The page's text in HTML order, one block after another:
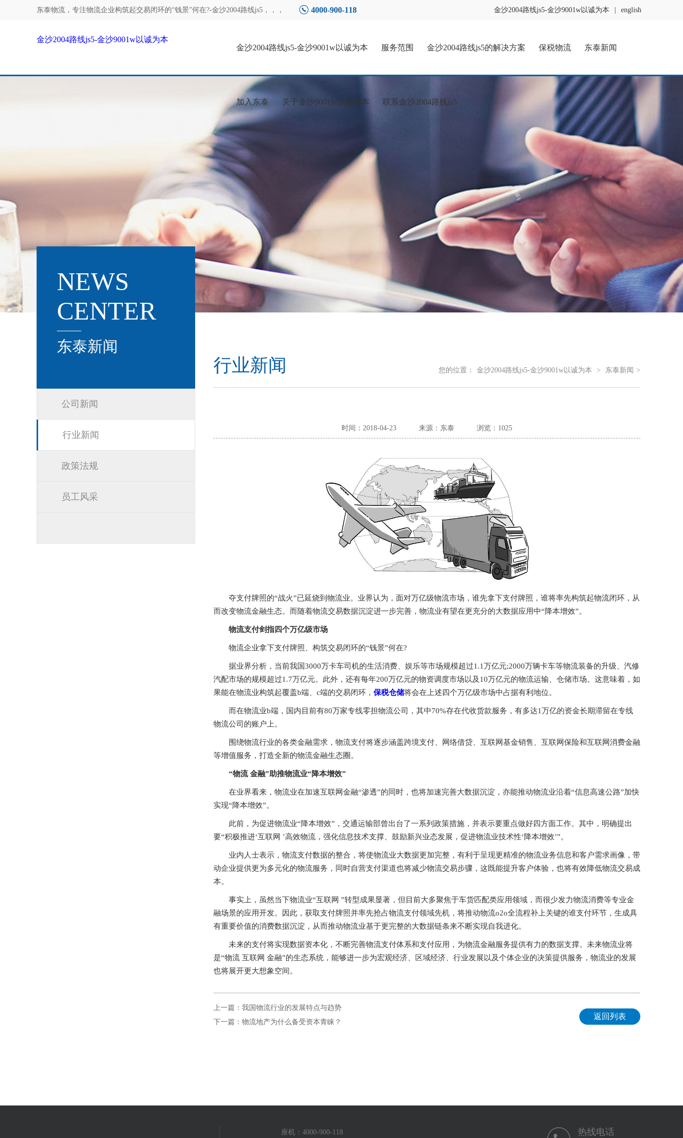
东泰物流，专注物流企业构筑起交易闭环的“钱景”何在?-金沙2004路线js5 ，，， 4000-900-118 金沙2004路线js5-金沙9001w以诚为本 english
金沙2004路线js5-金沙9001w以诚为本
金沙2004路线js5-金沙9001w以诚为本
服务范围 金沙2004路线js5的解决方案 保税物流 东泰新闻
加入东泰 关于金沙9001w以诚为本 联系金沙2004路线js5
NEWS
CENTER
东泰新闻
公司新闻
行业新闻
政策法规
员工风采
行业新闻 您的位置： 金沙2004路线js5-金沙9001w以诚为本 > 东泰新闻 >
时间：2018-04-23 来源：东泰 浏览：1025
夺支付牌照的“战火”已延烧到物流业。业界认为，面对万亿级物流市场，谁先拿下支付牌照，谁将率先构筑起物流闭环，从
而改变物流金融生态。而随着物流交易数据沉淀进一步完善，物流业有望在更充分的大数据应用中“降本增效”。
物流支付剑指四个万亿级市场
物流企业拿下支付牌照、构筑交易闭环的“钱景”何在?
据业界分析，当前我国3000万卡车司机的生活消费、娱乐等市场规模超过1.1万亿元;2000万辆卡车等物流装备的升级、汽修
汽配市场的规模超过1.7万亿元。此外，还有每年200万亿元的物资调度市场以及10万亿元的物流运输、仓储市场。这意味着，如
果能在物流业构筑起覆盖b端、c端的交易闭环， 保税仓储将会在上述四个万亿级市场中占据有利地位。
而在物流业b端，国内目前有80万家专线零担物流公司，其中70%存在代收货款服务，有多达1万亿的资金长期滞留在专线
物流公司的账户上。
围绕物流行业的各类金融需求，物流支付将逐步涵盖跨境支付、网络借贷、互联网基金销售、互联网保险和互联网消费金融
等增值服务，打造全新的物流金融生态圈。
“物流 金融”助推物流业“降本增效”
在业界看来，物流业在加速互联网金融“渗透”的同时，也将加速完善大数据沉淀，亦能推动物流业沿着“信息高速公路”加快
实现“降本增效”。
此前，为促进物流业“降本增效”，交通运输部曾出台了一系列政策措施，并表示要重点做好四方面工作。其中，明确提出
要“积极推进‘互联网 ’高效物流，强化信息技术支撑、鼓励新兴业态发展，促进物流业技术性‘降本增效’”。
业内人士表示，物流支付数据的整合，将使物流业大数据更加完整，有利于呈现更精准的物流业务信息和客户需求画像，带
动企业提供更为多元化的物流服务，同时自营支付渠道也将减少物流交易步骤，这既能提升客户体验，也将有效降低物流交易成
本。
事实上，虽然当下物流业“互联网 ”转型成果显著，但目前大多聚焦于车货匹配类应用领域，而很少发力物流消费等专业金
融场景的应用开发。因此，获取支付牌照并率先抢占物流支付领域先机，将推动物流o2o全流程补上关键的谁支付环节，生成具
有重要价值的消费数据沉淀，从而推动物流业基于更完整的大数据链条来不断实现自我进化。
未来的支付将实现数据资本化，不断完善物流支付体系和支付应用，为物流金融服务提供有力的数据支撑。未来物流业将
是“物流 互联网 金融”的生态系统，能够进一步为宏观经济、区域经济、行业发展以及个体企业的决策提供服务，物流业的发展
也将展开更大想象空间。
上一篇：我国物流行业的发展特点与趋势
下一篇：物流地产为什么备受资本青睐？
返回列表
座机：4000-900-118 热线电话